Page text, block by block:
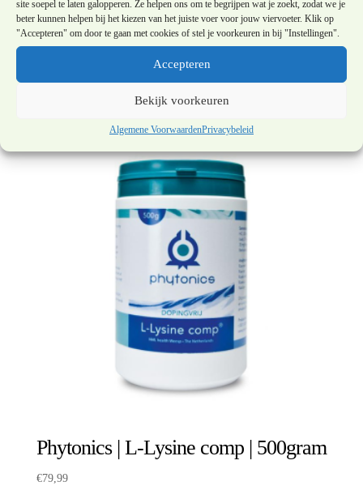
site soepel te laten galopperen. Ze helpen ons om te begrijpen wat je zoekt, zodat we je
beter kunnen helpen bij het kiezen van het juiste voer voor jouw viervoeter. Klik op
"Accepteren" om door te gaan met cookies of stel je voorkeuren in bij "Instellingen".
Accepteren
Bekijk voorkeuren
Algemene VoorwaardenPrivacybeleid
Phytonics Immu boost pro 50 ml
Phytonics | L-Lysine comp | 500gram
€79,99